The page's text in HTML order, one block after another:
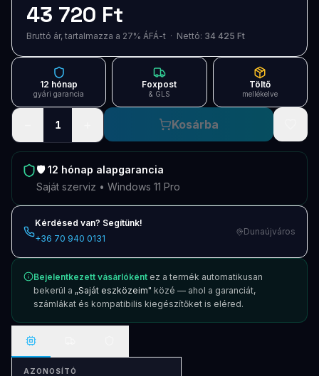
43 720 Ft
Bruttó ár, tartalmazza a 27% ÁFÁ-t · Nettó: 34 425 Ft
12 hónap
gyári garancia
Foxpost
& GLS
Töltő
mellékelve
1 Kosárba
🛡️12 hónap alapgarancia
Saját szerviz • Windows 11 Pro
Kérdésed van? Segítünk!
+36 70 940 0131
Dunaújváros
Bejelentkezett vásárlóként ez a termék automatikusan
bekerül a „Saját eszközeim" közé — ahol a garanciát,
számlákat és kompatibilis kiegészítőket is eléred.
AZONOSÍTÓ